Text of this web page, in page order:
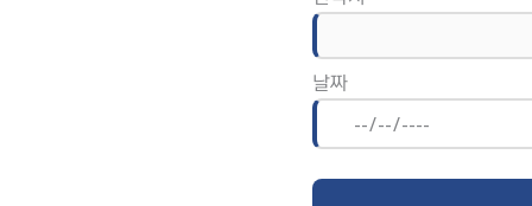
날짜